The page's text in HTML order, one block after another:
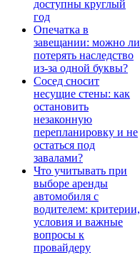
доступны круглый
год
Опечатка в
завещании: можно ли
потерять наследство
из-за одной буквы?
Сосед сносит
несущие стены: как
остановить
незаконную
перепланировку и не
остаться под
завалами?
Что учитывать при
выборе аренды
автомобиля с
водителем: критерии,
условия и важные
вопросы к
провайдеру